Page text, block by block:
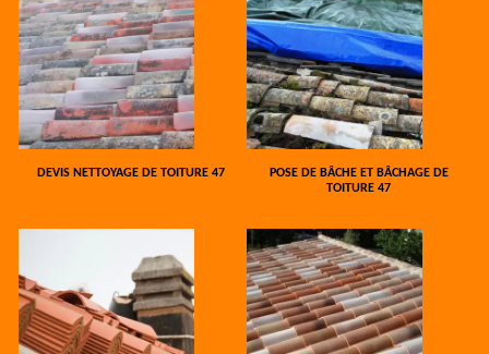
DEVIS NETTOYAGE DE TOITURE 47
POSE DE BÂCHE ET BÂCHAGE DE
TOITURE 47